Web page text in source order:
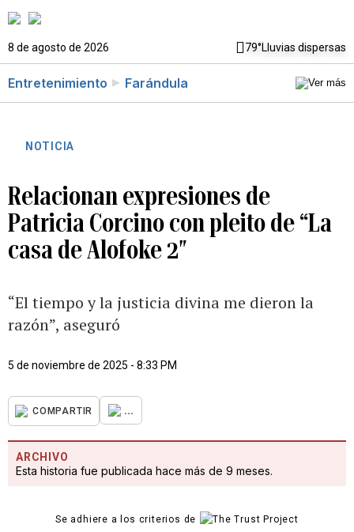
8 de agosto de 2026 79°Lluvias dispersas
Entretenimiento Farándula
NOTICIA
Relacionan expresiones de
Patricia Corcino con pleito de “La
casa de Alofoke 2″
“El tiempo y la justicia divina me dieron la
razón”, aseguró
5 de noviembre de 2025 - 8:33 PM
COMPARTIR ...
ARCHIVO
Esta historia fue publicada hace más de 9 meses.
Se adhiere a los criterios de